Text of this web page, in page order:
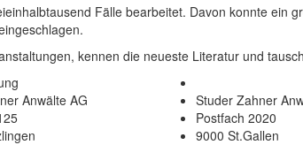
Fälle bearbeitet. Davon konnte ein
kennen die neueste Literatur und
Anwälte AG
Studer Zahner
Postfach 2020
9000 St.Gallen